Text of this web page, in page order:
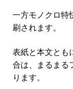
一方モノクロ特
刷されます。
表紙と本文とも
合は、まるまる
ります。